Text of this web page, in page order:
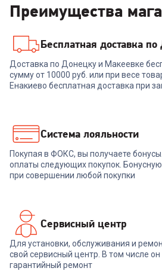
Телевизор XIAOMI TV S Mini
LED 75 2026
93 999₽
В корзину
00-
Преимущества
Бесплатная доставка
Доставка по Донецку и Макеевке
сумму от 10000 руб. или при весе
Енакиево бесплатная доставка при
Система лояльности
Покупая в ФОКС, вы получаете
оплаты следующих покупок.
при совершении любой покупки
Сервисный центр
Для установки, обслуживания и
свой сервисный центр. В том числе
гарантийный ремонт